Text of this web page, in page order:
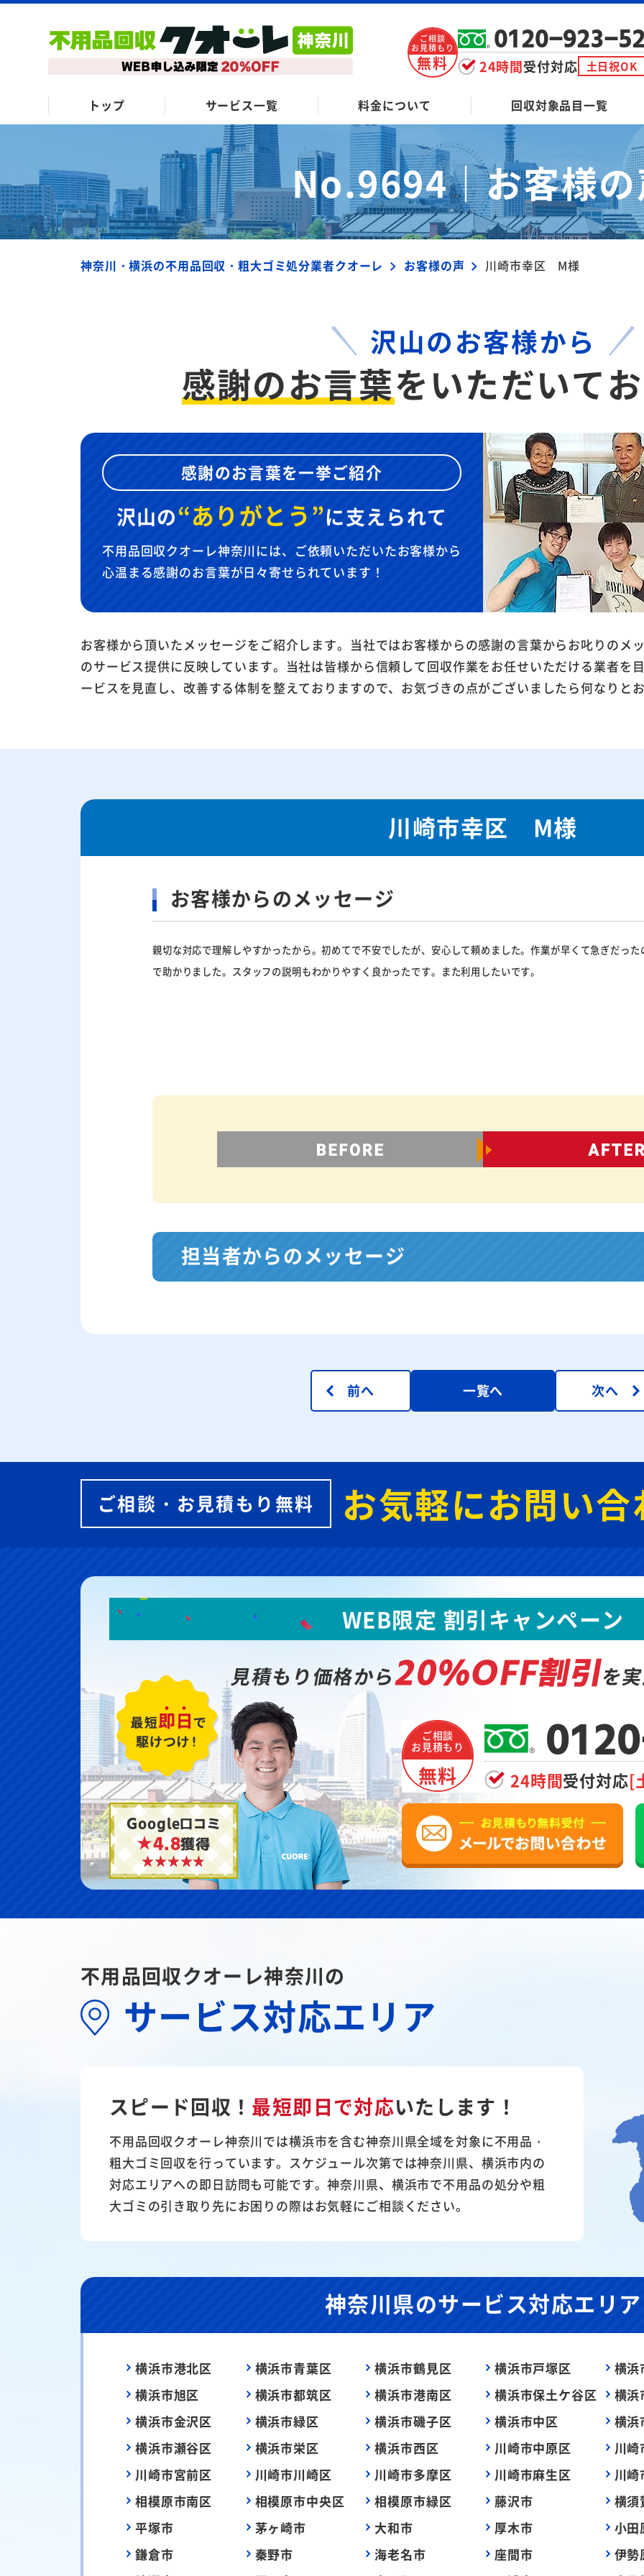
ご相談
お見積もり
無料
0120-923-
24時間受付対応 土日祝OK
トップ サービス一覧 料金について 回収対象品目一覧
No.9694｜お客様
神奈川・横浜の不用品回収・粗大ゴミ処分業者クオーレ お客様の声 川崎市幸区 M様
沢山のお客様から
感謝のお言葉をいただいて
感謝のお言葉を一挙ご紹介
沢山の“ありがとう”に支えられて
不用品回収クオーレ神奈川には、ご依頼いただいたお客様から
心温まる感謝のお言葉が日々寄せられています！
お客様から頂いたメッセージをご紹介します。当社ではお客様からの感謝の言葉からお叱りのメ
のサービス提供に反映しています。当社は皆様から信頼して回収作業をお任せいただける業者を
ービスを見直し、改善する体制を整えておりますので、お気づきの点がございましたら何なりと
川崎市幸区 M様
お客様からのメッセージ
親切な対応で理解しやすかったから。初めてで不安でしたが、安心して頼めました。作業が早くて急ぎだった
で助かりました。スタッフの説明もわかりやすく良かったです。また利用したいです。
担当者からのメッセージ
前へ 一覧へ 次へ
ご相談・お見積もり無料 お気軽にお問い
Google口コミ
★4.8獲得
WEB限定 割引キャンペーン
見積もり価格から20%OFF割引を
ご相談
お見積もり
無料 24時間受付対応[
不用品回収クオーレ神奈川の
サービス対応エリア
スピード回収！ 最短即日で対応いたします！
不用品回収クオーレ神奈川では横浜市を含む神奈川県全域を対象に不用品・
粗大ゴミ回収を行っています。スケジュール次第では神奈川県、横浜市内の
対応エリアへの即日訪問も可能です。神奈川県、横浜市で不用品の処分や粗
大ゴミの引き取り先にお困りの際はお気軽にご相談ください。
神奈川県のサービス対応エリア
横浜市港北区 横浜市青葉区 横浜市鶴見区 横浜市戸塚区
横浜
横浜市旭区
横浜市都筑区 横浜市港南区 横浜市保土ケ谷区
横浜
横浜市金沢区
横浜市緑区 横浜市磯子区 横浜市中区
横浜
横浜市瀬谷区
横浜市栄区 横浜市西区 川崎市中原区
川
川崎市宮前区
川崎市川崎区 川崎市多摩区 川崎市麻生区
川
相模原市南区
相模原市中央区 相模原市緑区 藤沢市
横須
平塚市
茅ヶ崎市 大和市 厚木市
小田
鎌倉市
秦野市 海老名市 座間市
伊勢